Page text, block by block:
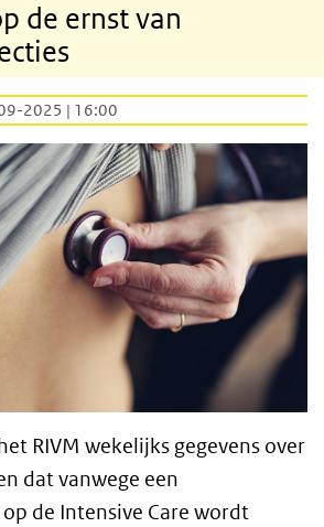
de ernst van
2025 | 16:00
RIVM wekelijks gegevens over
dat vanwege een
de Intensive Care wordt